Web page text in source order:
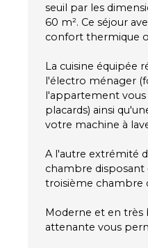
seuil par les
60 m². Ce séjour
confort thermique
La cuisine équipée
l'électro ménager
l'appartement vous
placards) ainsi
votre machine à
A l'autre extrémité
chambre disposant
troisième chambre
Moderne et en très
attenante vous